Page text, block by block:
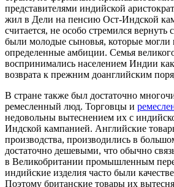
представителями индийской
жил в Дели на пенсию Ост-Индской
считается, не особо стремился вернуть
были молодые сыновья, которые могли
определенные амбиции. Семья
воспринимались населением Индии
возврата к прежним доанглийским
В стране также был достаточно
ремесленный люд. Торговцы и
недовольны вытеснением их с
Индской кампанией. Английские
производства, производились в
достаточно дешевыми, что обычно
в Великобритании промышленным
индийские изделия часто были
Поэтому британские товары их